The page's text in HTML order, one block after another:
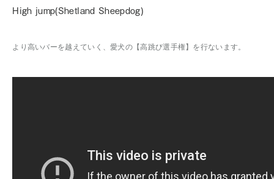
High jump(Shetland Sheepdog)
より高いバーを越えていく、愛犬の【高跳び選手権】を行ないます。